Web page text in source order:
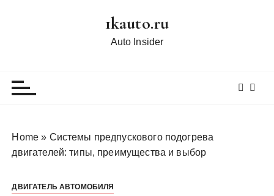
1kauto.ru
Auto Insider
Home » Системы предпускового подогрева
двигателей: типы, преимущества и выбор
ДВИГАТЕЛЬ АВТОМОБИЛЯ